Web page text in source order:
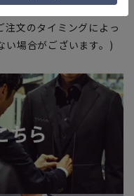
めご了承ください。（お
文のタイミングによっ
い場合がございます。)